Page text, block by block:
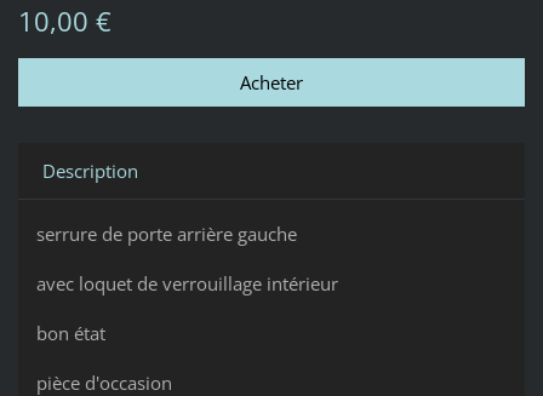
10,00 €
Description
serrure de porte arrière gauche
avec loquet de verrouillage intérieur
bon état
pièce d'occasion